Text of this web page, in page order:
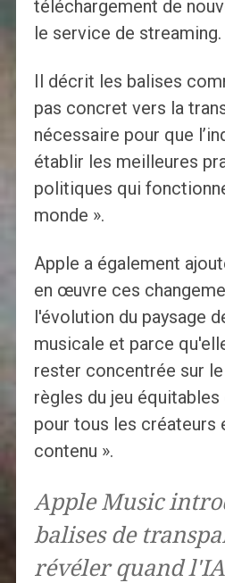
téléchargement de
le service de streaming.
Il décrit les balises
pas concret vers la
nécessaire pour que
établir les meilleures
politiques qui
monde ».
Apple a également
en œuvre ces
l'évolution du paysage
musicale et parce
rester concentrée sur
règles du jeu
pour tous les créateurs
contenu ».
Apple Music
balises de
révéler quand